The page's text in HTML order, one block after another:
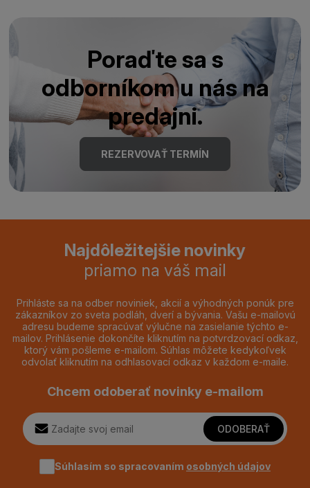
Poraďte sa s
odborníkom u nás na
predajni.
REZERVOVAŤ TERMÍN
Najdôležitejšie novinky
priamo na váš mail
Prihláste sa na odber noviniek, akcií a výhodných ponúk pre
zákazníkov zo sveta podláh, dverí a bývania. Vašu e-mailovú
adresu budeme spracúvať výlučne na zasielanie týchto e-
mailov. Prihlásenie dokončíte kliknutím na potvrdzovací odkaz,
ktorý vám pošleme e-mailom. Súhlas môžete kedykoľvek
odvolať kliknutím na odhlasovací odkaz v každom e-maile.
Chcem odoberať novinky e-mailom
ODOBERAŤ
Súhlasím so spracovaním osobných údajov